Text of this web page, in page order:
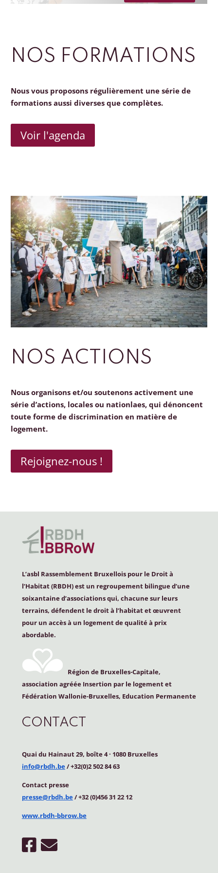
NOS FORMATIONS
Nous vous proposons régulièrement une série de
formations aussi diverses que complètes.
Voir l'agenda
NOS ACTIONS
Nous organisons et/ou soutenons activement une
série d’actions, locales ou nationlaes, qui dénoncent
toute forme de discrimination en matière de
logement.
Rejoignez-nous !
L’asbl Rassemblement Bruxellois pour le Droit à
l’Habitat (RBDH) est un regroupement bilingue d’une
soixantaine d’associations qui, chacune sur leurs
terrains, défendent le droit à l’habitat et œuvrent
pour un accès à un logement de qualité à prix
abordable.
Région de Bruxelles-Capitale,
association agréée Insertion par le logement et
Fédération Wallonie-Bruxelles, Education Permanente
CONTACT
Quai du Hainaut 29, boîte 4· 1080 Bruxelles
info@rbdh.be/ +32(0)2 502 84 63
Contact presse
presse@rbdh.be/ +32 (0)456 31 22 12
www.rbdh-bbrow.be